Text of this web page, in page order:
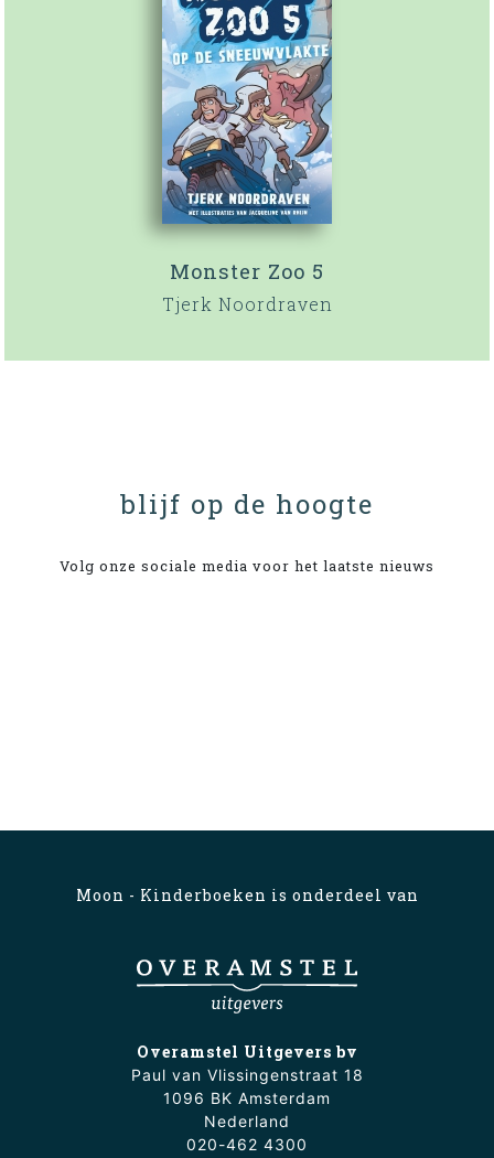
Monster Zoo 5
Tjerk Noordraven
blijf op de hoogte
Volg onze sociale media voor het laatste nieuws
Moon - Kinderboeken is onderdeel van
Overamstel Uitgevers bv
Paul van Vlissingenstraat 18
1096 BK Amsterdam
Nederland
020-462 4300